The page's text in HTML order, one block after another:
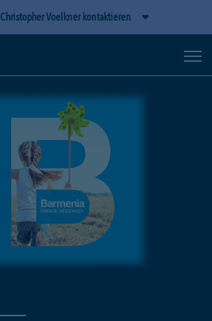
Christopher Voelkner kontaktieren